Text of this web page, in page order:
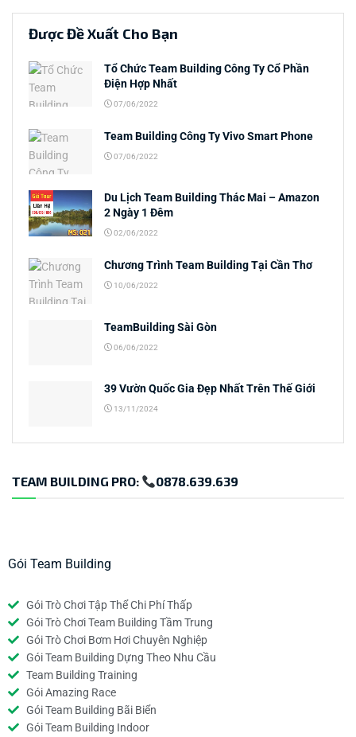
Được Đề Xuất Cho Bạn
Tổ Chức Team Building Công Ty Cổ Phần
Điện Hợp Nhất
07/06/2022
Team Building Công Ty Vivo Smart Phone
07/06/2022
Du Lịch Team Building Thác Mai – Amazon
2 Ngày 1 Đêm
02/06/2022
Chương Trình Team Building Tại Cần Thơ
10/06/2022
TeamBuilding Sài Gòn
06/06/2022
39 Vườn Quốc Gia Đẹp Nhất Trên Thế Giới
13/11/2024
TEAM BUILDING PRO: 0878.639.639
Gói Team Building
Gói Trò Chơi Tập Thể Chi Phí Thấp
Gói Trò Chơi Team Building Tầm Trung
Gói Trò Chơi Bơm Hơi Chuyên Nghiệp
Gói Team Building Dựng Theo Nhu Cầu
Team Building Training
Gói Amazing Race
Gói Team Building Bãi Biển
Gói Team Building Indoor